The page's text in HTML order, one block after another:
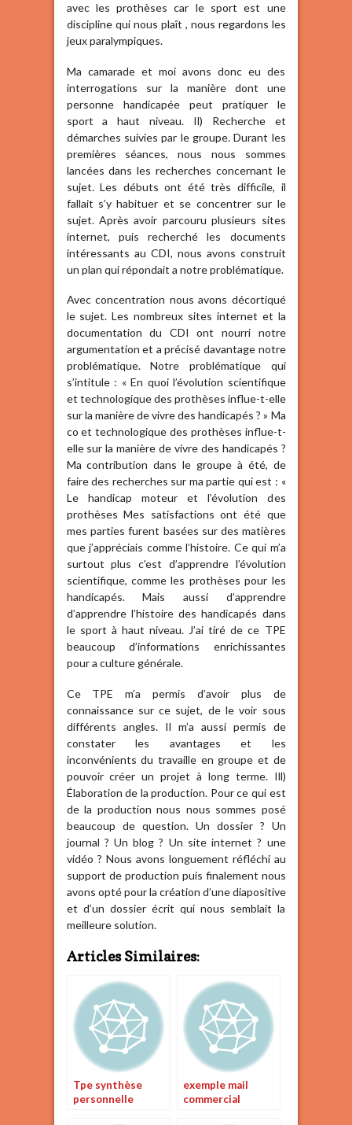
avec les prothèses car le sport est une
discipline qui nous plaît , nous regardons les
jeux paralympiques.
Ma camarade et moi avons donc eu des
interrogations sur la manière dont une
personne handicapée peut pratiquer le
sport a haut niveau. Il) Recherche et
démarches suivies par le groupe. Durant les
premières séances, nous nous sommes
lancées dans les recherches concernant le
sujet. Les débuts ont été très difficile, il
fallait s’y habituer et se concentrer sur le
sujet. Après avoir parcouru plusieurs sites
internet, puis recherché les documents
intéressants au CDI, nous avons construit
un plan qui répondait a notre problématique.
Avec concentration nous avons décortiqué
le sujet. Les nombreux sites internet et la
documentation du CDI ont nourri notre
argumentation et a précisé davantage notre
problématique. Notre problématique qui
s’intitule : « En quoi l’évolution scientifique
et technologique des prothèses influe-t-elle
sur la manière de vivre des handicapés ? » Ma
co et technologique des prothèses influe-t-
elle sur la manière de vivre des handicapés ?
Ma contribution dans le groupe à été, de
faire des recherches sur ma partie qui est : «
Le handicap moteur et l’évolution des
prothèses Mes satisfactions ont été que
mes parties furent basées sur des matières
que j’appréciais comme l’histoire. Ce qui m’a
surtout plus c’est d’apprendre l’évolution
scientifique, comme les prothèses pour les
handicapés. Mais aussi d’apprendre
d’apprendre l’histoire des handicapés dans
le sport à haut niveau. J’ai tiré de ce TPE
beaucoup d’informations enrichissantes
pour a culture générale.
Ce TPE m’a permis d’avoir plus de
connaissance sur ce sujet, de le voir sous
différents angles. Il m’a aussi permis de
constater les avantages et les
inconvénients du travaille en groupe et de
pouvoir créer un projet à long terme. Ill)
Élaboration de la production. Pour ce qui est
de la production nous nous sommes posé
beaucoup de question. Un dossier ? Un
journal ? Un blog ? Un site internet ? une
vidéo ? Nous avons longuement réfléchi au
support de production puis finalement nous
avons opté pour la création d’une diapositive
et d’un dossier écrit qui nous semblait la
meilleure solution.
Articles Similaires:
Tpe synthèse
personnelle
exemple mail
commercial